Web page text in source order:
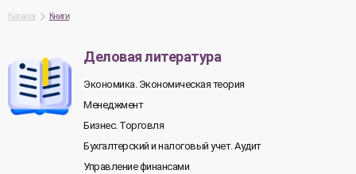
Каталог Книги
Деловая литература
Экономика. Экономическая теория
Менеджмент
Бизнес. Торговля
Бухгалтерский и налоговый учет. Аудит
Управление финансами